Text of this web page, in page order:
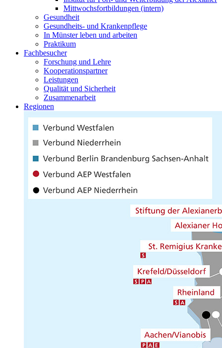
Mittwochsfortbildungen (intern)
Gesundheit
Gesundheits- und Krankenpflege
In Münster leben und arbeiten
Praktikum
Fachbesucher
Forschung und Lehre
Kooperationspartner
Leistungen
Qualität und Sicherheit
Zusammenarbeit
Regionen